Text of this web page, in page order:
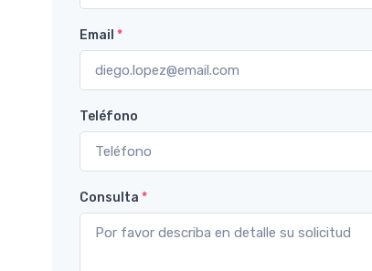
Email *
Teléfono
Consulta *